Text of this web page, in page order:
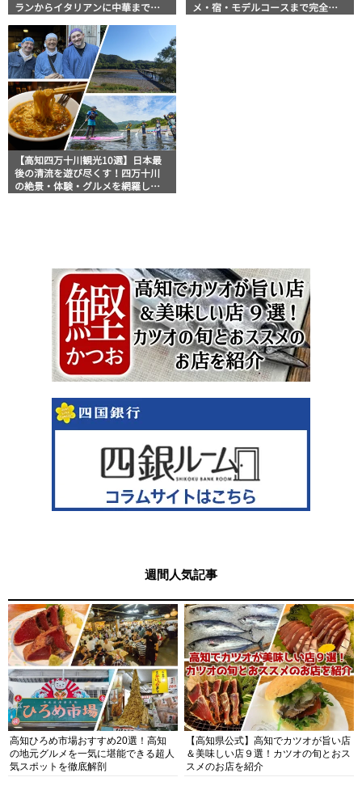
ランからイタリアンに中華まで楽
メ・宿・モデルコースまで完全網
【高知四万十川観光10選】日本最
後の清流を遊び尽くす！四万十川
の絶景・体験・グルメを網羅した
週間人気記事
高知ひろめ市場おすすめ20選！高知
の地元グルメを一気に堪能できる超人
気スポットを徹底解剖
【高知県公式】高知でカツオが旨い店
＆美味しい店９選！カツオの旬とおス
スメのお店を紹介